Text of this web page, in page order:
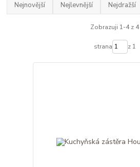
Nejnovější Nejlevnější Nejdražší
Zobrazuji 1-4 z 4
strana z 1